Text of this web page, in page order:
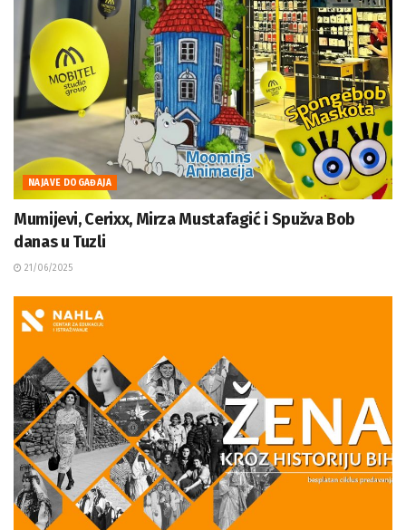
NAJAVE DOGAĐAJA
Mumijevi, Cerixx, Mirza Mustafagić i Spužva Bob
danas u Tuzli
21/06/2025